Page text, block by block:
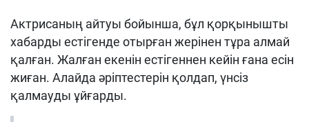
Актрисаның айтуы бойынша, бұл қорқынышты
хабарды естігенде отырған жерінен тұра алмай
қалған. Жалған екенін естігеннен кейін ғана есін
жиған. Алайда әріптестерін қолдап, үнсіз
қалмауды ұйғарды.